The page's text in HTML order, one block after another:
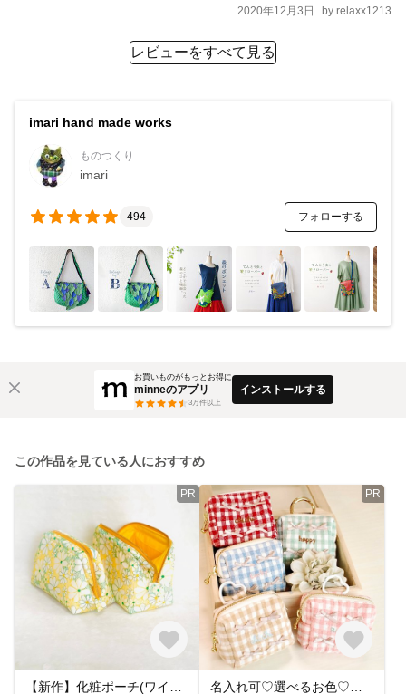
2020年12月3日 by relaxx1213
レビューをすべて見る
imari hand made works
ものつくり
imari
494 フォローする
お買いものがもっとお得に
minneのアプリ
3万件以上
インストールする
この作品を見ている人におすすめ
PR PR